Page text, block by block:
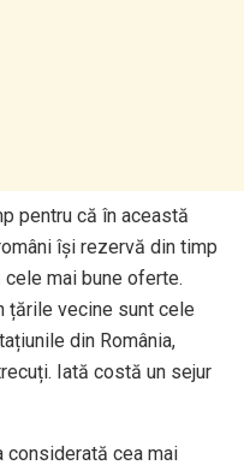
pentru că în această
își rezervă din timp
mai bune oferte.
țările vecine sunt cele
din România,
Iată costă un sejur
considerată cea mai